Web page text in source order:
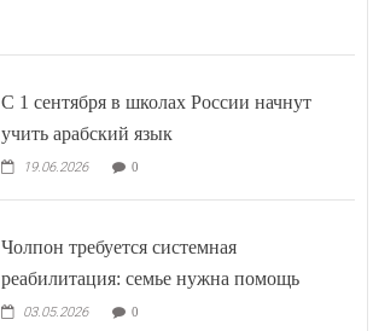
С 1 сентября в школах России начнут
учить арабский язык
19.06.2026 0
Чолпон требуется системная
реабилитация: семье нужна помощь
03.05.2026 0